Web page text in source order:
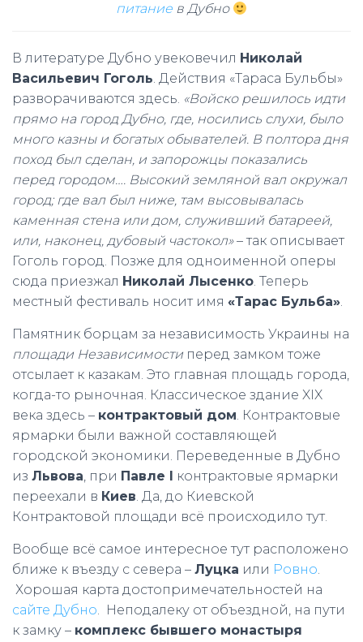
питаниев Дубно
В литературе Дубно увековечил Николай
Васильевич Гоголь. Действия «Тараса Бульбы»
разворачиваются здесь. «Войско решилось идти
прямо на город Дубно, где, носились слухи, было
много казны и богатых обывателей. В полтора дня
поход был сделан, и запорожцы показались
перед городом…. Высокий земляной вал окружал
город; где вал был ниже, там высовывалась
каменная стена или дом, служивший батареей,
или, наконец, дубовый частокол»– так описывает
Гоголь город. Позже для одноименной оперы
сюда приезжал Николай Лысенко. Теперь
местный фестиваль носит имя «Тарас Бульба».
Памятник борцам за независимость Украины на
площади Независимости перед замком тоже
отсылает к казакам. Это главная площадь города,
когда-то рыночная. Классическое здание XIX
века здесь – контрактовый дом. Контрактовые
ярмарки были важной составляющей
городской экономики. Переведенные в Дубно
из Львова, при Павле І контрактовые ярмарки
переехали в Киев. Да, до Киевской
Контрактовой площади всё происходило тут.
Вообще всё самое интересное тут расположено
ближе к въезду с севера – Луцка или Ровно.
Хорошая карта достопримечательностей на
сайте Дубно. Неподалеку от объездной, на пути
к замку – комплекс бывшего монастыря